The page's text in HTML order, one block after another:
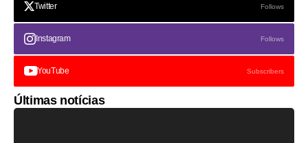
Twitter Follows
Instagram Follows
YouTube Subscribers
Últimas notícias